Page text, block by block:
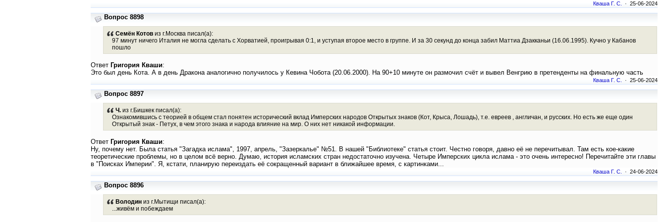
Кваша Г. С. · 25-06-2024
Вопрос 8898
Семён Котовиз г.Москва писал(а):
97 минут ничего Италия не могла сделать с Хорватией, проигрывая 0:1, и уступая второе место в группе. И за 30 секунд до конца забил Маттиа Дзакканьи (16.06.1995). Кучно у Кабанов
пошло
Ответ Григория Кваши:
Это был день Кота. А в день Дракона аналогично получилось у Кевина Чобота (20.06.2000). На 90+10 минуте он размочил счёт и вывел Венгрию в претенденты на финальную часть
Кваша Г. С. · 25-06-2024
Вопрос 8897
Ч.из г.Бишкек писал(а):
Ознакомившись с теорией в общем стал понятен исторический вклад Имперских народов Открытых знаков (Кот, Крыса, Лошадь), т.е. евреев , англичан, и русских. Но есть же еще один
Открытый знак - Петух, в чем этого знака и народа влияние на мир. О них нет никакой информации.
Ответ Григория Кваши:
Ну, почему нет. Была статья "Загадка ислама", 1997, апрель, "Зазеркалье" №51. В нашей "Библиотеке" статья стоит. Честно говоря, давно её не перечитывал. Там есть кое-какие
теоретические проблемы, но в целом всё верно. Думаю, история исламских стран недостаточно изучена. Четыре Имперских цикла ислама - это очень интересно! Перечитайте эти главы
в "Поисках Империи". Я, кстати, планирую переиздать её сокращенный вариант в ближайшее время, с картинками...
Кваша Г. С. · 24-06-2024
Вопрос 8896
Володиниз г.Мытищи писал(а):
...живём и побеждаем